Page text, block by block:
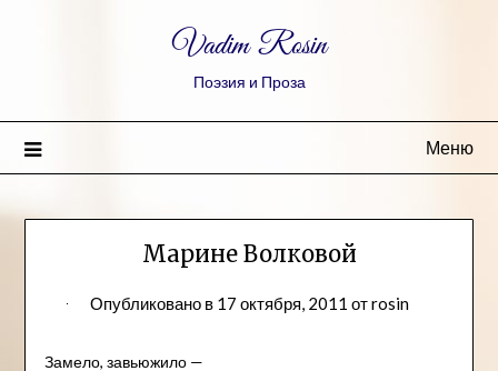
Vadim Rosin
Поэзия и Проза
Меню
Марине Волковой
Опубликовано в 17 октября, 2011 отrosin
Замело, завьюжило —